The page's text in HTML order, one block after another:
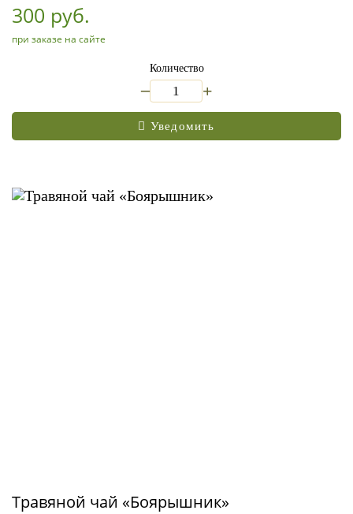
300 руб.
при заказе на сайте
Количество
+
Уведомить
Травяной чай «Боярышник»